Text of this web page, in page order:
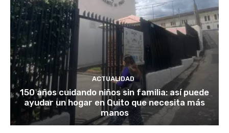
ACTUALIDAD
150 años cuidando niños sin familia: así puede
ayudar un hogar en Quito que necesita más
manos